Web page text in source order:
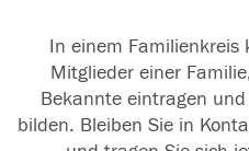
In einem Familienkreis
Mitglieder einer
Bekannte eintragen
bilden. Bleiben Sie in